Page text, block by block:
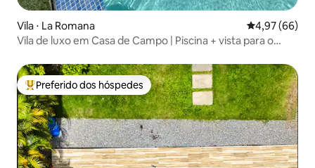
Vila ⋅ La Romana 4,97 de uma
4,97 (66)
Vila de luxo em Casa de Campo | Piscina + vista para o
Entre os melhores preferidos dos hóspedes
Preferido dos hóspedes